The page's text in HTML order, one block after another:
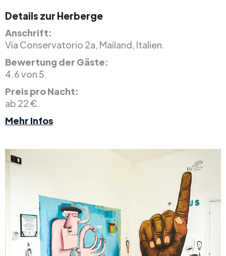
Details zur Herberge
Anschrift:
Via Conservatorio 2a, Mailand, Italien.
Bewertung der Gäste:
4.6 von 5.
Preis pro Nacht:
ab 22 €.
Mehr Infos